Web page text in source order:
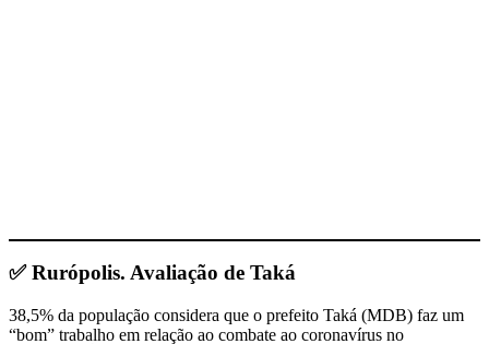
✅ Rurópolis. Avaliação de Taká
38,5% da população considera que o prefeito Taká (MDB) faz um
“bom” trabalho em relação ao combate ao coronavírus no